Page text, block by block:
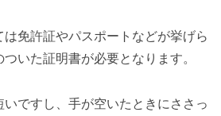
免許証やパスポートなどが挙げら
いた証明書が必要となります。
ですし、手が空いたときにささっ